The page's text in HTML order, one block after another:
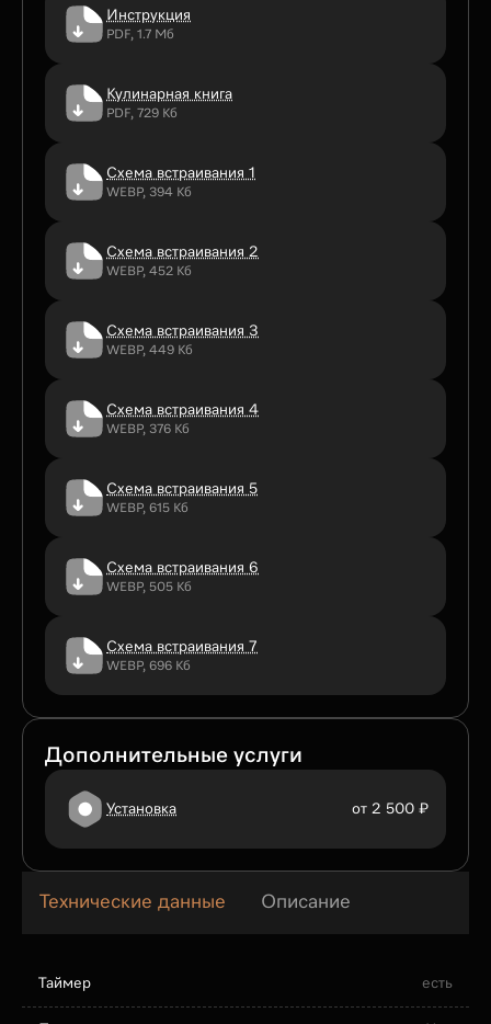
Инструкция
PDF, 1.7 Мб
Кулинарная книга
PDF, 729 Кб
Схема встраивания 1
WEBP, 394 Кб
Схема встраивания 2
WEBP, 452 Кб
Схема встраивания 3
WEBP, 449 Кб
Схема встраивания 4
WEBP, 376 Кб
Схема встраивания 5
WEBP, 615 Кб
Схема встраивания 6
WEBP, 505 Кб
Схема встраивания 7
WEBP, 696 Кб
Дополнительные услуги
Установка от 2 500 ₽
Технические данные Описание
Таймер есть